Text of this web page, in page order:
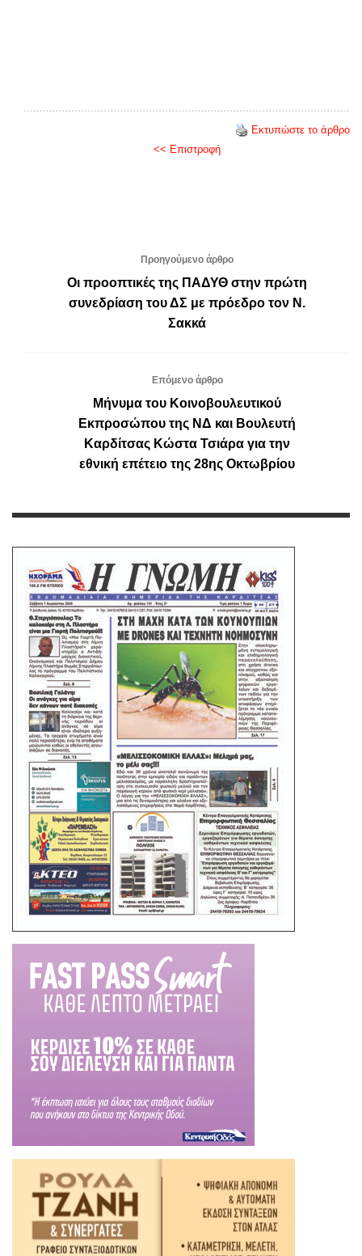
Εκτυπώστε το άρθρο
<< Επιστροφή
Προηγούμενο άρθρο
Οι προοπτικές της ΠΑΔΥΘ στην πρώτη
συνεδρίαση του ΔΣ με πρόεδρο τον Ν.
Σακκά
Επόμενο άρθρο
Μήνυμα του Κοινοβουλευτικού
Εκπροσώπου της ΝΔ και Βουλευτή
Καρδίτσας Κώστα Τσιάρα για την
εθνική επέτειο της 28ης Οκτωβρίου